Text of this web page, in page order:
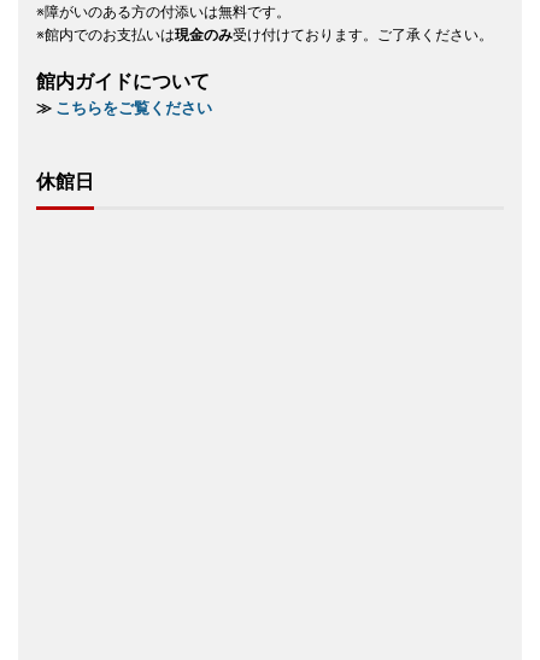
※障がいのある方の付添いは無料です。
※館内でのお支払いは現金のみ受け付けております。ご了承ください。
館内ガイドについて
≫ こちらをご覧ください
休館日